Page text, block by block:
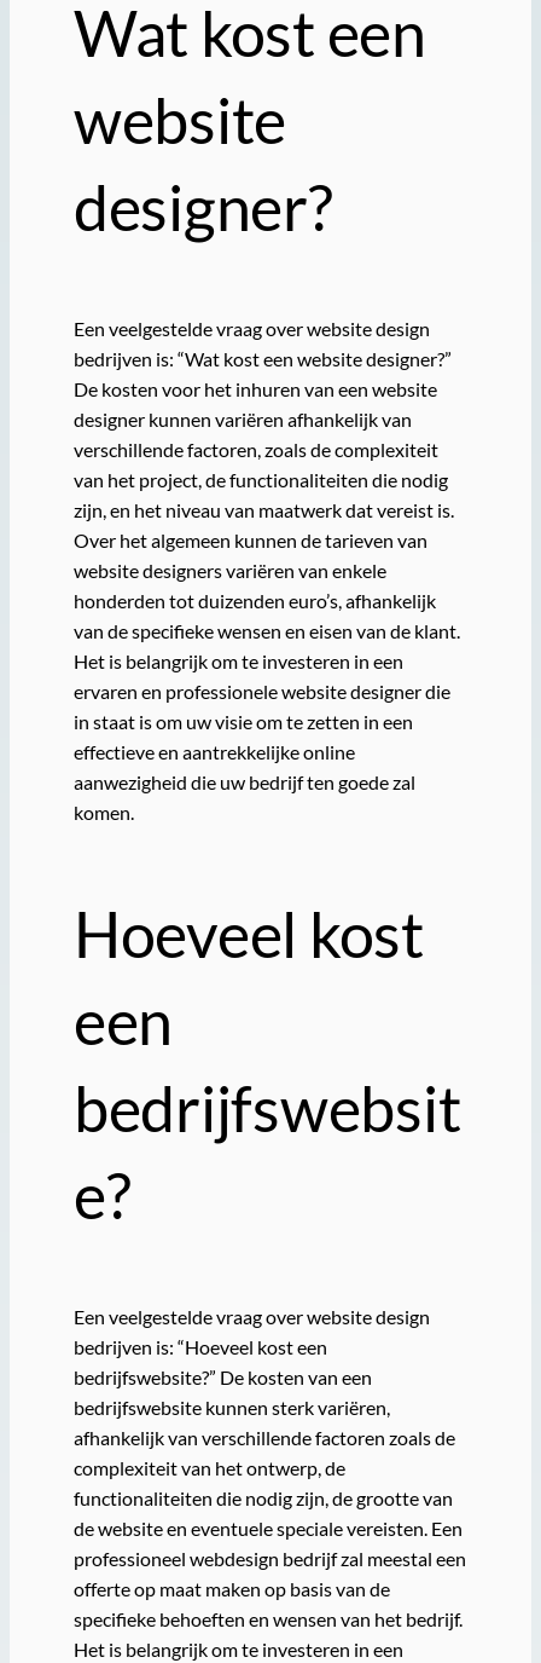
Wat kost een
website
designer?
Een veelgestelde vraag over website design
bedrijven is: “Wat kost een website designer?”
De kosten voor het inhuren van een website
designer kunnen variëren afhankelijk van
verschillende factoren, zoals de complexiteit
van het project, de functionaliteiten die nodig
zijn, en het niveau van maatwerk dat vereist is.
Over het algemeen kunnen de tarieven van
website designers variëren van enkele
honderden tot duizenden euro’s, afhankelijk
van de specifieke wensen en eisen van de klant.
Het is belangrijk om te investeren in een
ervaren en professionele website designer die
in staat is om uw visie om te zetten in een
effectieve en aantrekkelijke online
aanwezigheid die uw bedrijf ten goede zal
komen.
Hoeveel kost
een
bedrijfswebsit
e?
Een veelgestelde vraag over website design
bedrijven is: “Hoeveel kost een
bedrijfswebsite?” De kosten van een
bedrijfswebsite kunnen sterk variëren,
afhankelijk van verschillende factoren zoals de
complexiteit van het ontwerp, de
functionaliteiten die nodig zijn, de grootte van
de website en eventuele speciale vereisten. Een
professioneel webdesign bedrijf zal meestal een
offerte op maat maken op basis van de
specifieke behoeften en wensen van het bedrijf.
Het is belangrijk om te investeren in een